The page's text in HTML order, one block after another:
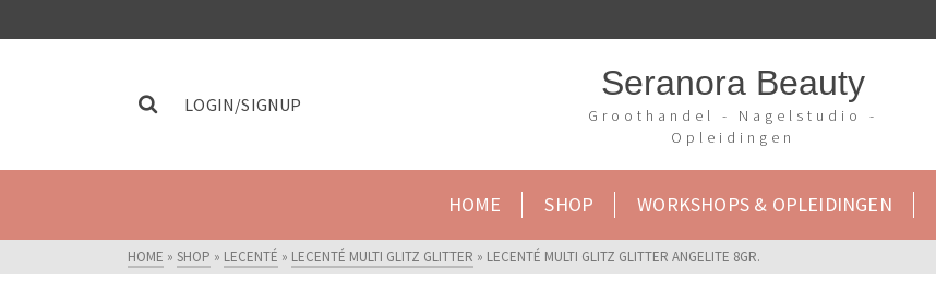
LOGIN/SIGNUP
Seranora Beauty
Groothandel - Nagelstudio -
Opleidingen
HOME SHOP WORKSHOPS & OPLEIDINGEN
HOME » SHOP » LECENTÉ » LECENTÉ MULTI GLITZ GLITTER » LECENTÉ MULTI GLITZ GLITTER ANGELITE 8GR.